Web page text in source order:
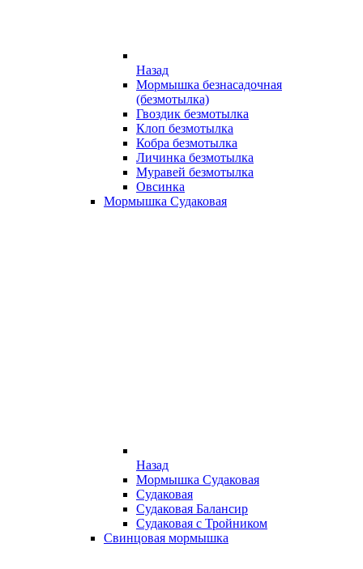
Назад
Мормышка безнасадочная
(безмотылка)
Гвоздик безмотылка
Клоп безмотылка
Кобра безмотылка
Личинка безмотылка
Муравей безмотылка
Овсинка
Мормышка Судаковая
Назад
Мормышка Судаковая
Судаковая
Судаковая Балансир
Судаковая с Тройником
Свинцовая мормышка